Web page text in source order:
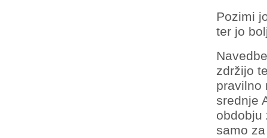
Pozimi
ter jo
zdržijo
pravilno
srednje
obdobju
samo